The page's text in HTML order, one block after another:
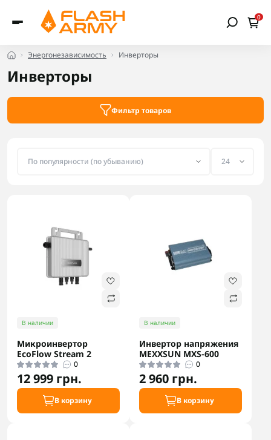
0
Энергонезависимость Инверторы
Инверторы
Фильтр товаров
В наличии
Микроинвертор
EcoFlow Stream 2
0
12 999 грн.
В корзину
В наличии
Инвертор напряжения
MEXXSUN MXS-600
0
2 960 грн.
В корзину